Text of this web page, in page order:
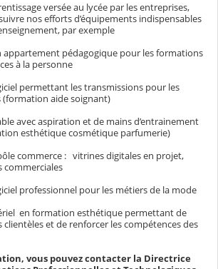
versée au lycée par les entreprises,
nos efforts d’équipements indispensables
par exemple
appartement pédagogique pour les formations
à la personne
permettant les transmissions pour les
aide soignant)
avec aspiration et de mains d’entrainement
esthétique cosmétique parfumerie)
commerce : vitrines digitales en projet,
commerciales
professionnel pour les métiers de la mode
en formation esthétique permettant de
clientèles et de renforcer les compétences des
vous pouvez contacter la Directrice